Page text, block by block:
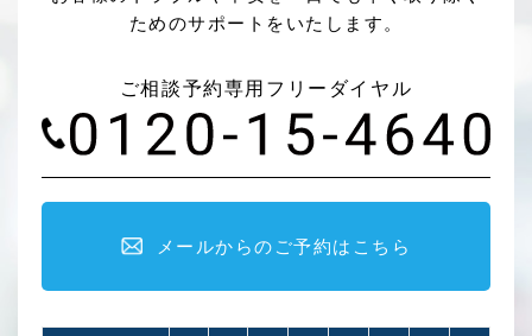
ためのサポートをいたします。
ご相談予約専用フリーダイヤル
メールからのご予約はこちら